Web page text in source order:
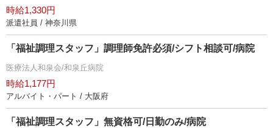
時給1,330円
派遣社員 / 神奈川県
「福祉調理スタッフ」調理師免許必須/シフト相談可/病院
医療法人和泉会/和泉丘病院
時給1,177円
アルバイト・パート / 大阪府
「福祉調理スタッフ」無資格可/日勤のみ/病院